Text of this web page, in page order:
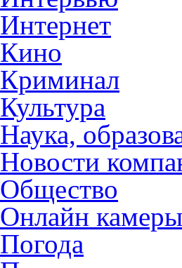
Интернет
Кино
Криминал
Культура
Наука,
Новости
Общество
Онлайн камеры
Погода